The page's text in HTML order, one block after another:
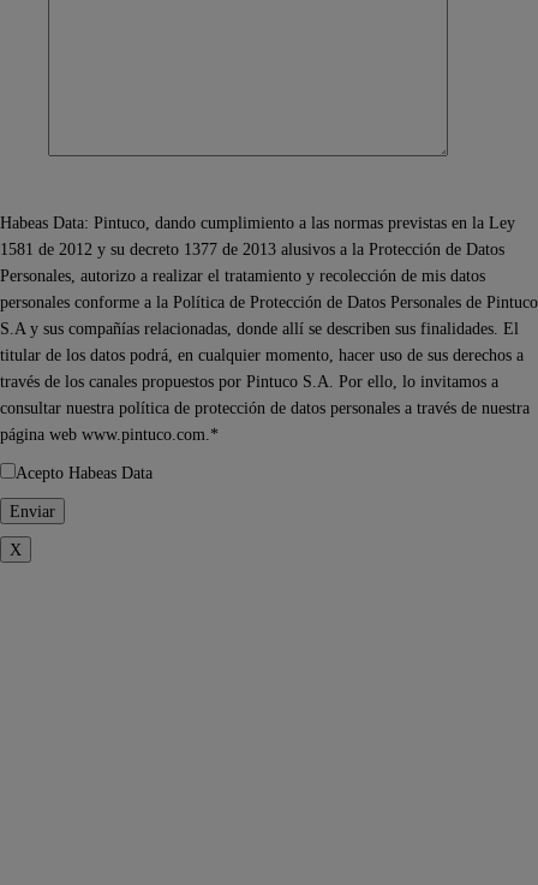
Habeas Data: Pintuco, dando cumplimiento a las normas previstas en la Ley
1581 de 2012 y su decreto 1377 de 2013 alusivos a la Protección de Datos
Personales, autorizo a realizar el tratamiento y recolección de mis datos
personales conforme a la Política de Protección de Datos Personales de Pintuco
S.A y sus compañías relacionadas, donde allí se describen sus finalidades. El
titular de los datos podrá, en cualquier momento, hacer uso de sus derechos a
través de los canales propuestos por Pintuco S.A. Por ello, lo invitamos a
consultar nuestra política de protección de datos personales a través de nuestra
página web www.pintuco.com.*
Acepto Habeas Data
X